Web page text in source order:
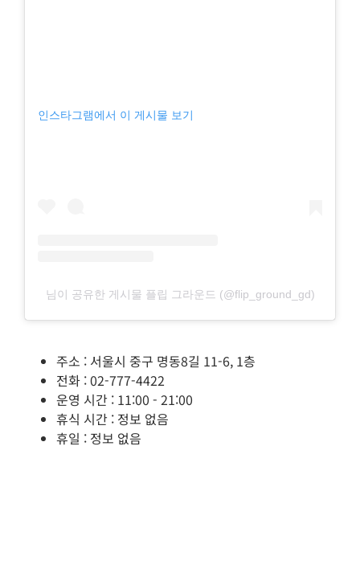
인스타그램에서 이 게시물 보기
님이 공유한 게시물 플립 그라운드 (@flip_ground_gd)
주소 : 서울시 중구 명동8길 11-6, 1층
전화 : 02-777-4422
운영 시간 : 11:00 - 21:00
휴식 시간 : 정보 없음
휴일 : 정보 없음